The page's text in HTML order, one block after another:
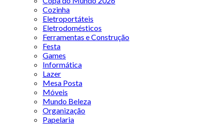
Cozinha
Eletroportáteis
Eletrodomésticos
Ferramentas e Construção
Festa
Games
Informática
Lazer
Mesa Posta
Móveis
Mundo Beleza
Organização
Papelaria